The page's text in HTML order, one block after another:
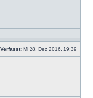
Verfasst: Mi 28. Dez 2016, 19:39